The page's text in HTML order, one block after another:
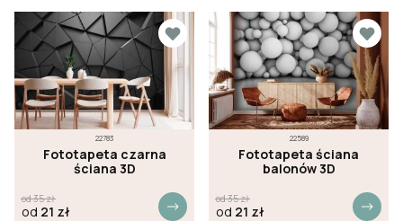
22783
Fototapeta czarna
ściana 3D
od35zł
od 21 zł
22589
Fototapeta ściana
balonów 3D
od35zł
od 21 zł